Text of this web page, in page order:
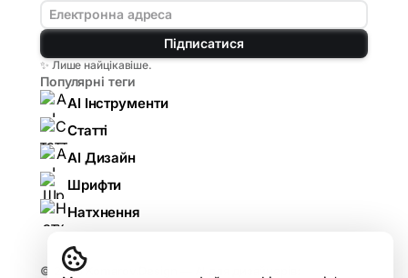
Підписатися
✨ Лише найцікавіше.
Популярні теги
AI Інструменти
Статті
AI Дизайн
Шрифти
Натхнення
© 2026